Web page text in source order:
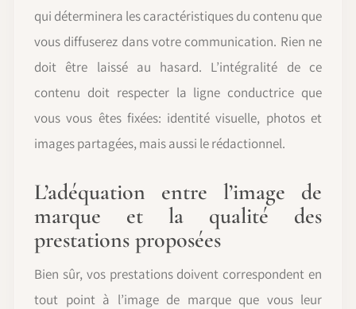
qui déterminera les caractéristiques du contenu que
vous diffuserez dans votre communication. Rien ne
doit être laissé au hasard. L’intégralité de ce
contenu doit respecter la ligne conductrice que
vous vous êtes fixées: identité visuelle, photos et
images partagées, mais aussi le rédactionnel.
L’adéquation entre l’image de
marque et la qualité des
prestations proposées
Bien sûr, vos prestations doivent correspondent en
tout point à l’image de marque que vous leur